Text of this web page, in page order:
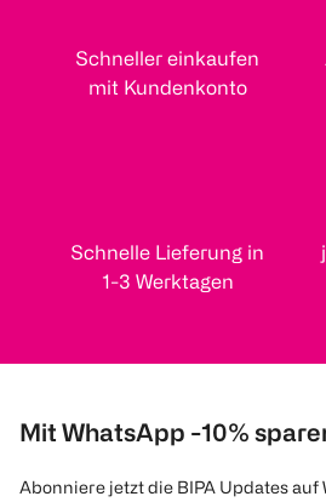
Schneller einkaufen
mit Kundenkonto
Schnelle Lieferung in
1-3 Werktagen
Mit WhatsApp -10%
Abonniere jetzt die BIPA Updates auf